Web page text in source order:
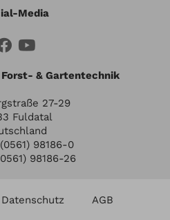
Media
Forst- & Gartentechnik
27-29
Fuldatal
98186-0
98186-26
Datenschutz AGB